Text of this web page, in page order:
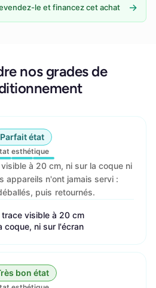
le et financez cet achat →
nos grades de
Parfait état
esthétique
à 20 cm, ni sur la coque ni
appareils n'ont jamais servi :
puis retournés.
trace visible à 20 cm
coque, ni sur l'écran
bon état